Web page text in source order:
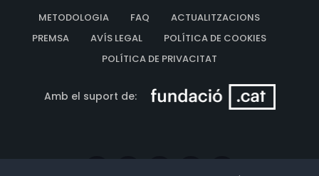
METODOLOGIA FAQ
ACTUALITZACIONS
PREMSA
AVÍS LEGAL
POLÍTICA DE COOKIES
POLÍTICA DE PRIVACITAT
Amb el suport de: